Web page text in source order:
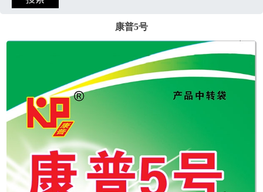
康普5号